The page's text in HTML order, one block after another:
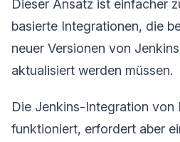
Dieser Ansatz ist einfacher
basierte Integrationen, die
neuer Versionen von
aktualisiert werden müssen.
Die Jenkins-Integration von
funktioniert, erfordert aber